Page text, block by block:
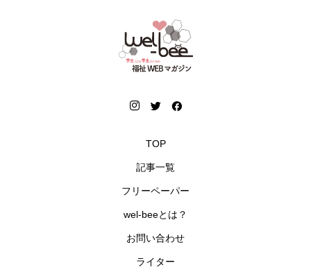
TOP
記事一覧
フリーペーパー
wel-beeとは？
お問い合わせ
ライター